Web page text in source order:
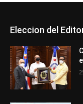
Eleccion del